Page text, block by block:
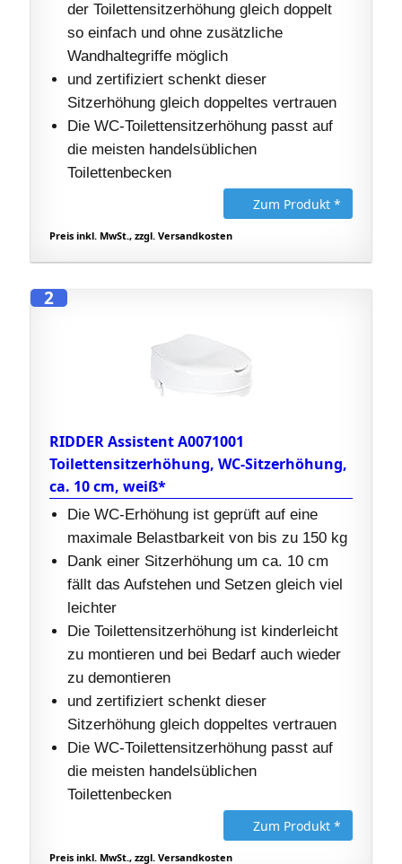
der Toilettensitzerhöhung gleich doppelt
so einfach und ohne zusätzliche
Wandhaltegriffe möglich
und zertifiziert schenkt dieser
Sitzerhöhung gleich doppeltes vertrauen
Die WC-Toilettensitzerhöhung passt auf
die meisten handelsüblichen
Toilettenbecken
Zum Produkt *
Preis inkl. MwSt., zzgl. Versandkosten
2
RIDDER Assistent A0071001
Toilettensitzerhöhung, WC-Sitzerhöhung,
ca. 10 cm, weiß*
Die WC-Erhöhung ist geprüft auf eine
maximale Belastbarkeit von bis zu 150 kg
Dank einer Sitzerhöhung um ca. 10 cm
fällt das Aufstehen und Setzen gleich viel
leichter
Die Toilettensitzerhöhung ist kinderleicht
zu montieren und bei Bedarf auch wieder
zu demontieren
und zertifiziert schenkt dieser
Sitzerhöhung gleich doppeltes vertrauen
Die WC-Toilettensitzerhöhung passt auf
die meisten handelsüblichen
Toilettenbecken
Zum Produkt *
Preis inkl. MwSt., zzgl. Versandkosten